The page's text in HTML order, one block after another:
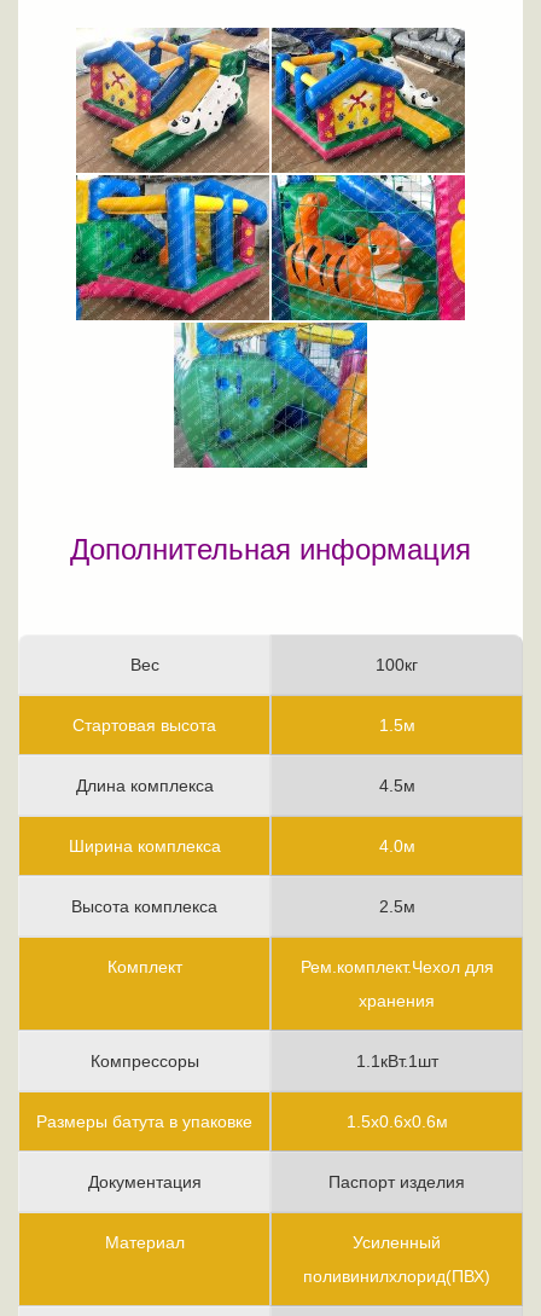
Дополнительная информация
Вес
Стартовая высота
Длина комплекса
Ширина комплекса
Высота комплекса
Комплект
Компрессоры
Размеры батута в упаковке
Документация
Материал
100кг
1.5м
4.5м
4.0м
2.5м
Рем.комплект.Чехол для
хранения
1.1кВт.1шт
1.5х0.6х0.6м
Паспорт изделия
Усиленный
поливинилхлорид(ПВХ)